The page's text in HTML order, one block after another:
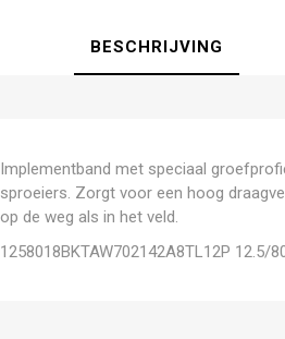
BESCHRIJVING
Implementband met speciaal
sproeiers. Zorgt voor een hoog
op de weg als in het veld.
1258018BKTAW702142A8TL12P 12.5/